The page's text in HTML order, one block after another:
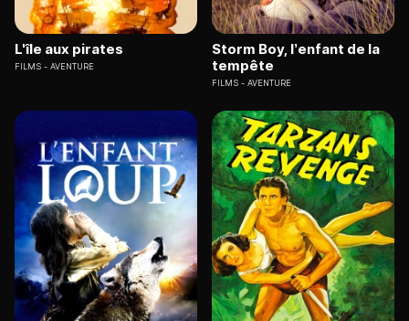
L'île aux pirates
FILMS AVENTURE
Storm Boy, l’enfant de la
tempête
FILMS AVENTURE